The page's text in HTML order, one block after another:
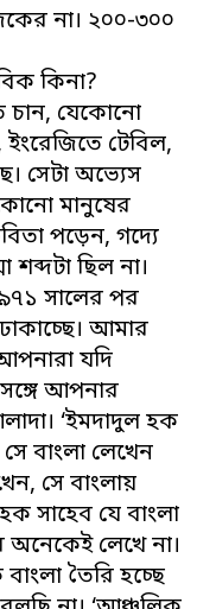
না। ২০০-৩০০
কিনা?
চান, যেকোনো
টেবিল,
সেটা অভ্যেস
মানুষের
পড়েন, গদ্যে
ছিল না।
সালের পর
আমার
যদি
আপনার
‘ইমদাদুল হক
বাংলা লেখেন
সে বাংলায়
সাহেব যে বাংলা
অনেকেই লেখে না।
তৈরি হচ্ছে